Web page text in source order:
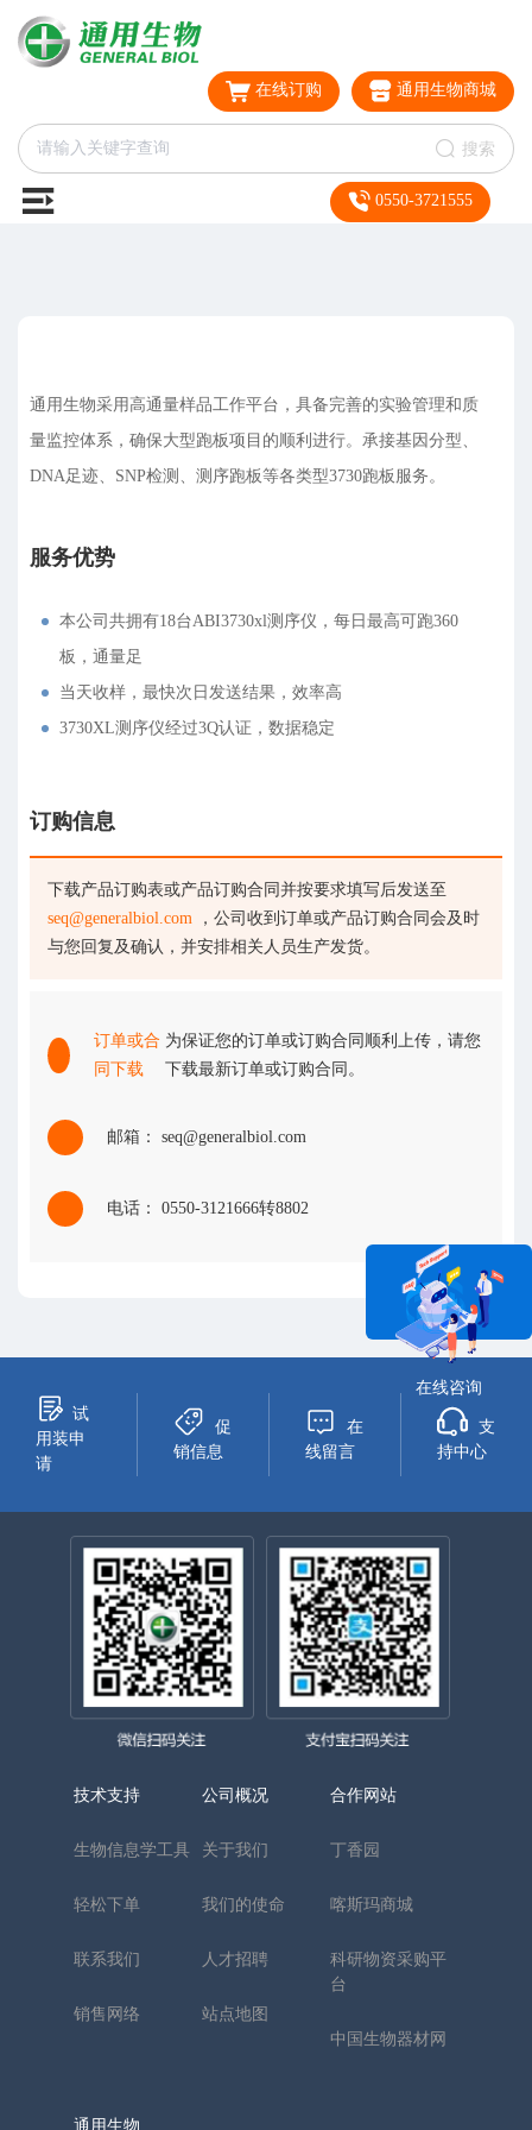
在线订购 通用生物商城
搜索
0550-3721555
通用生物采用高通量样品工作平台，具备完善的实验管理和质
量监控体系，确保大型跑板项目的顺利进行。承接基因分型、
DNA足迹、SNP检测、测序跑板等各类型3730跑板服务。
服务优势
本公司共拥有18台ABI3730xl测序仪，每日最高可跑360
板，通量足
当天收样，最快次日发送结果，效率高
3730XL测序仪经过3Q认证，数据稳定
订购信息
下载产品订购表或产品订购合同并按要求填写后发送至
seq@generalbiol.com ，公司收到订单或产品订购合同会及时
与您回复及确认，并安排相关人员生产发货。
订单或合
同下载
为保证您的订单或订购合同顺利上传，请您
下载最新订单或订购合同。
邮箱： seq@generalbiol.com
电话： 0550-3121666转8802
试
用装申
请
促
销信息
在
线留言
支
持中心
技术支持
生物信息学工具
轻松下单
联系我们
销售网络
公司概况
关于我们
我们的使命
人才招聘
站点地图
合作网站
丁香园
喀斯玛商城
科研物资采购平
台
中国生物器材网
通用生物
在线咨询